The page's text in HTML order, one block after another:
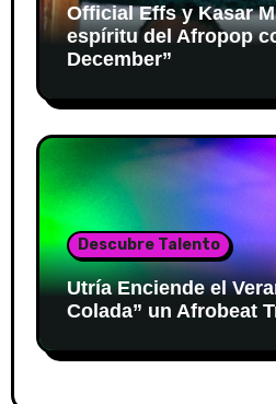
Official Effs y Kasar
espíritu del Afropop
December”
Descubre Talento
Utría Enciende el
Colada” un Afrobeat